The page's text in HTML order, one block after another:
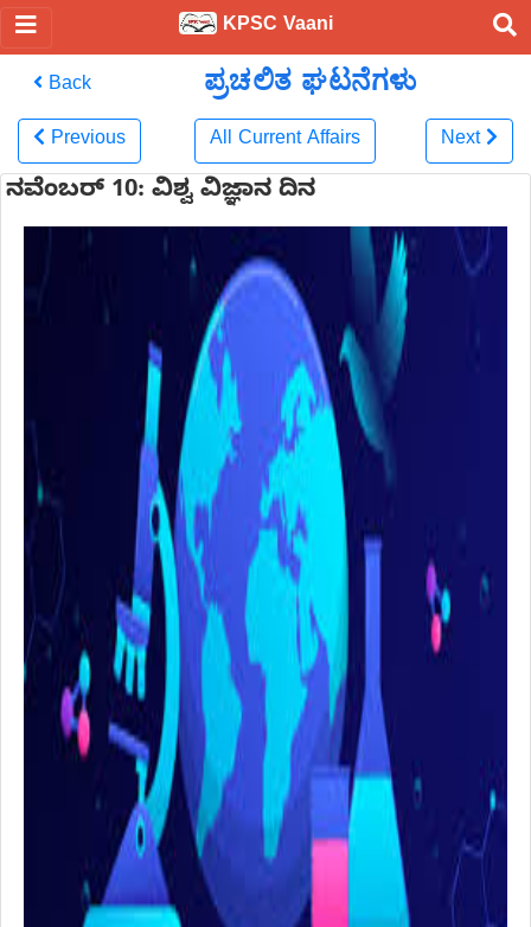
KPSC Vaani
Back ಪ್ರಚಲಿತ ಘಟನೆಗಳು
Previous All Current Affairs Next
ನವೆಂಬರ್ 10: ವಿಶ್ವ ವಿಜ್ಞಾನ ದಿನ